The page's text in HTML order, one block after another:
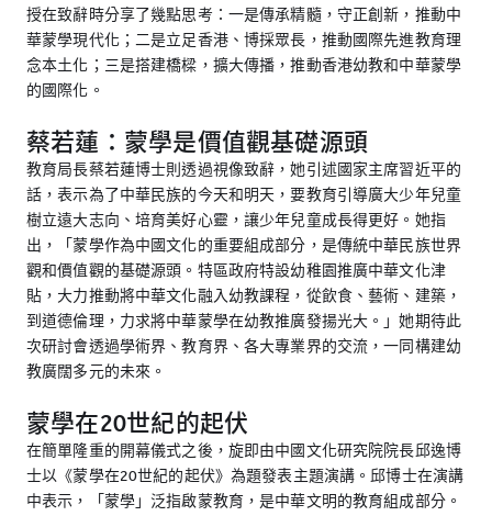
授在致辭時分享了幾點思考：一是傳承精髓，守正創新，推動中
華蒙學現代化；二是立足香港、博採眾長，推動國際先進教育理
念本土化；三是搭建橋樑，擴大傳播，推動香港幼教和中華蒙學
的國際化。
蔡若蓮：蒙學是價值觀基礎源頭
教育局長蔡若蓮博士則透過視像致辭，她引述國家主席習近平的
話，表示為了中華民族的今天和明天，要教育引導廣大少年兒童
樹立遠大志向、培育美好心靈，讓少年兒童成長得更好。她指
出，「蒙學作為中國文化的重要組成部分，是傳統中華民族世界
觀和價值觀的基礎源頭。特區政府特設幼稚園推廣中華文化津
貼，大力推動將中華文化融入幼教課程，從飲食、藝術、建築，
到道德倫理，力求將中華蒙學在幼教推廣發揚光大。」她期待此
次研討會透過學術界、教育界、各大專業界的交流，一同構建幼
教廣闊多元的未來。
蒙學在20世紀的起伏
在簡單隆重的開幕儀式之後，旋即由中國文化研究院院長邱逸博
士以《蒙學在20世紀的起伏》為題發表主題演講。邱博士在演講
中表示，「蒙學」泛指啟蒙教育，是中華文明的教育組成部分。